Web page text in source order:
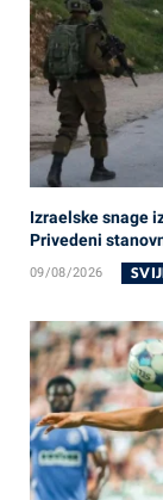
Izraelske snage
Privedeni
09/08/2026